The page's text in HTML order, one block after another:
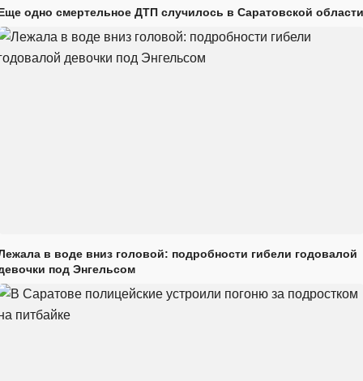
одно смертельное ДТП случилось в Саратовской области
в воде вниз головой: подробности гибели годовалой
под Энгельсом